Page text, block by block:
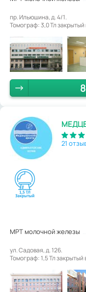
пр. Ильюшина, д. 4/1.
Томограф: 3,0 Тл
21
МРТ молочной железы
ул. Садовая, д. 126.
Томограф: 1,5 Тл